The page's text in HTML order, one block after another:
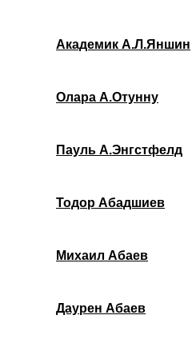
Академик А.Л.Яншин
Олара А.Отунну
Пауль А.Энгстфелд
Тодор Абадшиев
Михаил Абаев
Даурен Абаев